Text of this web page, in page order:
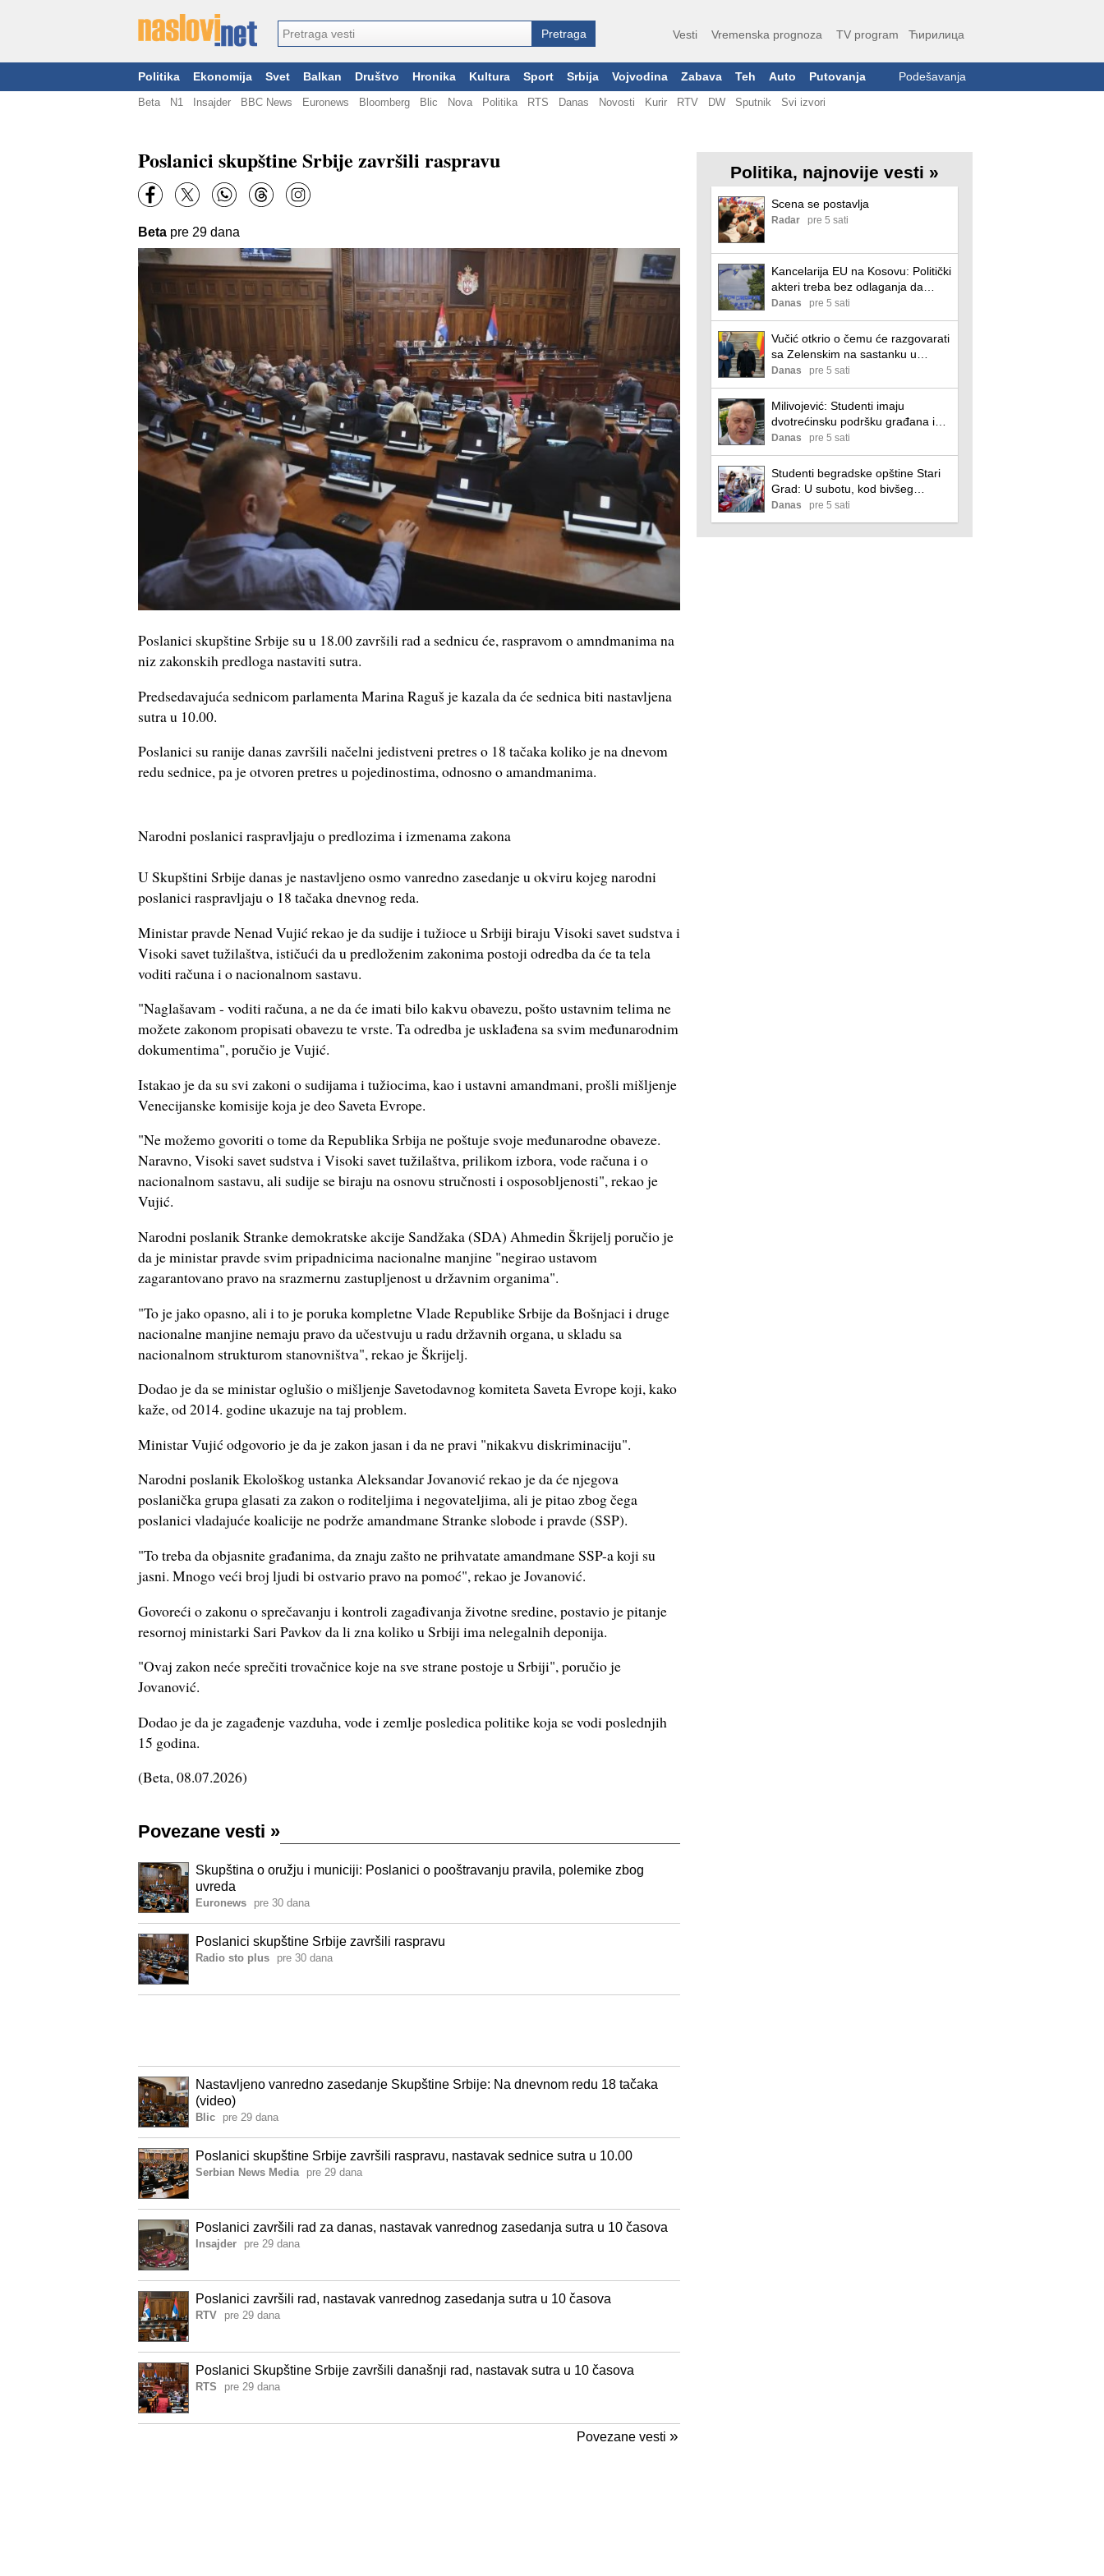
Vesti Vremenska prognoza TV program Ћирилица
Politika Ekonomija Svet Balkan Društvo Hronika Kultura Sport Srbija Vojvodina Zabava Teh Auto Putovanja Podešavanja
Beta N1 Insajder BBC News Euronews Bloomberg Blic Nova Politika RTS Danas Novosti Kurir RTV DW Sputnik Svi izvori
Poslanici skupštine Srbije završili raspravu
Beta pre 29 dana
Poslanici skupštine Srbije su u 18.00 završili rad a sednicu će, raspravom o amndmanima na
niz zakonskih predloga nastaviti sutra.
Predsedavajuća sednicom parlamenta Marina Raguš je kazala da će sednica biti nastavljena
sutra u 10.00.
Poslanici su ranije danas završili načelni jedistveni pretres o 18 tačaka koliko je na dnevom
redu sednice, pa je otvoren pretres u pojedinostima, odnosno o amandmanima.
Narodni poslanici raspravljaju o predlozima i izmenama zakona
U Skupštini Srbije danas je nastavljeno osmo vanredno zasedanje u okviru kojeg narodni
poslanici raspravljaju o 18 tačaka dnevnog reda.
Ministar pravde Nenad Vujić rekao je da sudije i tužioce u Srbiji biraju Visoki savet sudstva i
Visoki savet tužilaštva, ističući da u predloženim zakonima postoji odredba da će ta tela
voditi računa i o nacionalnom sastavu.
"Naglašavam - voditi računa, a ne da će imati bilo kakvu obavezu, pošto ustavnim telima ne
možete zakonom propisati obavezu te vrste. Ta odredba je usklađena sa svim međunarodnim
dokumentima", poručio je Vujić.
Istakao je da su svi zakoni o sudijama i tužiocima, kao i ustavni amandmani, prošli mišljenje
Venecijanske komisije koja je deo Saveta Evrope.
"Ne možemo govoriti o tome da Republika Srbija ne poštuje svoje međunarodne obaveze.
Naravno, Visoki savet sudstva i Visoki savet tužilaštva, prilikom izbora, vode računa i o
nacionalnom sastavu, ali sudije se biraju na osnovu stručnosti i osposobljenosti", rekao je
Vujić.
Narodni poslanik Stranke demokratske akcije Sandžaka (SDA) Ahmedin Škrijelj poručio je
da je ministar pravde svim pripadnicima nacionalne manjine "negirao ustavom
zagarantovano pravo na srazmernu zastupljenost u državnim organima".
"To je jako opasno, ali i to je poruka kompletne Vlade Republike Srbije da Bošnjaci i druge
nacionalne manjine nemaju pravo da učestvuju u radu državnih organa, u skladu sa
nacionalnom strukturom stanovništva", rekao je Škrijelj.
Dodao je da se ministar oglušio o mišljenje Savetodavnog komiteta Saveta Evrope koji, kako
kaže, od 2014. godine ukazuje na taj problem.
Ministar Vujić odgovorio je da je zakon jasan i da ne pravi "nikakvu diskriminaciju".
Narodni poslanik Ekološkog ustanka Aleksandar Jovanović rekao je da će njegova
poslanička grupa glasati za zakon o roditeljima i negovateljima, ali je pitao zbog čega
poslanici vladajuće koalicije ne podrže amandmane Stranke slobode i pravde (SSP).
"To treba da objasnite građanima, da znaju zašto ne prihvatate amandmane SSP-a koji su
jasni. Mnogo veći broj ljudi bi ostvario pravo na pomoć", rekao je Jovanović.
Govoreći o zakonu o sprečavanju i kontroli zagađivanja životne sredine, postavio je pitanje
resornoj ministarki Sari Pavkov da li zna koliko u Srbiji ima nelegalnih deponija.
"Ovaj zakon neće sprečiti trovačnice koje na sve strane postoje u Srbiji", poručio je
Jovanović.
Dodao je da je zagađenje vazduha, vode i zemlje posledica politike koja se vodi poslednjih
15 godina.
(Beta, 08.07.2026)
Povezane vesti »
Skupština o oružju i municiji: Poslanici o pooštravanju pravila, polemike zbog
uvreda
Euronews pre 30 dana
Poslanici skupštine Srbije završili raspravu
Radio sto plus pre 30 dana
Nastavljeno vanredno zasedanje Skupštine Srbije: Na dnevnom redu 18 tačaka
(video)
Blic pre 29 dana
Poslanici skupštine Srbije završili raspravu, nastavak sednice sutra u 10.00
Serbian News Media pre 29 dana
Poslanici završili rad za danas, nastavak vanrednog zasedanja sutra u 10 časova
Insajder pre 29 dana
Poslanici završili rad, nastavak vanrednog zasedanja sutra u 10 časova
RTV pre 29 dana
Poslanici Skupštine Srbije završili današnji rad, nastavak sutra u 10 časova
RTS pre 29 dana
Povezane vesti »
Politika, najnovije vesti »
Scena se postavlja
Radar pre 5 sati
Kancelarija EU na Kosovu: Politički
akteri treba bez odlaganja da
formiraju nove institucije
Danas pre 5 sati
Vučić otkrio o čemu će razgovarati
sa Zelenskim na sastanku u
Beogradu
Danas pre 5 sati
Milivojević: Studenti imaju
dvotrećinsku podršku građana i
Vučić to zna
Danas pre 5 sati
Studenti begradske opštine Stari
Grad: U subotu, kod bivšeg
Ruskog cara, s građanima o
izborima
Danas pre 5 sati